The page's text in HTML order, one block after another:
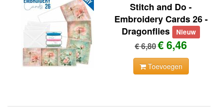
Stitch and Do -
Embroidery Cards 26 -
Dragonflies
Nieuw
€ 6,80€ 6,46
Toevoegen